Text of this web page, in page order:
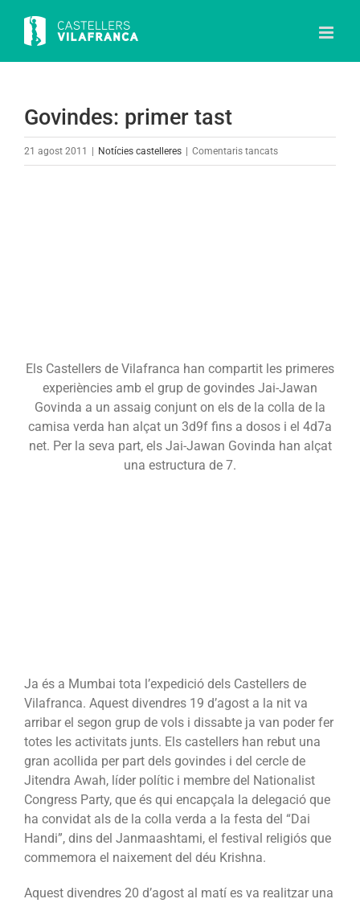
content
Govindes: primer tast
21 agost 2011 Notícies castelleres Comentaris tancatsa
Els Castellers de Vilafranca han compartit les primeres
experiències amb el grup de govindes Jai-Jawan
Govinda a un assaig conjunt on els de la colla de la
camisa verda han alçat un 3d9f fins a dosos i el 4d7a
net. Per la seva part, els Jai-Jawan Govinda han alçat
una estructura de 7.
Ja és a Mumbai tota l’expedició dels Castellers de
Vilafranca. Aquest divendres 19 d’agost a la nit va
arribar el segon grup de vols i dissabte ja van poder fer
totes les activitats junts. Els castellers han rebut una
gran acollida per part dels govindes i del cercle de
Jitendra Awah, líder polític i membre del Nationalist
Congress Party, que és qui encapçala la delegació que
ha convidat als de la colla verda a la festa del “Dai
Handi”, dins del Janmaashtami, el festival religiós que
commemora el naixement del déu Krishna.
Aquest divendres 20 d’agost al matí es va realitzar una